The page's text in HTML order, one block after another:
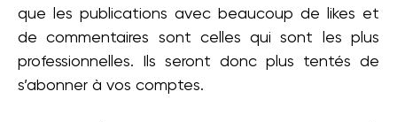
que les publications avec beaucoup de likes et
de commentaires sont celles qui sont les plus
professionnelles. Ils seront donc plus tentés de
s’abonner à vos comptes.